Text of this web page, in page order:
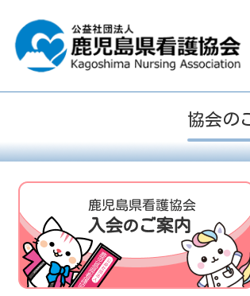
協会の